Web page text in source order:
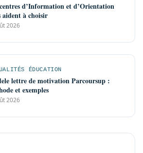
d’Information et d’Orientation
aident à choisir
2026
ÉDUCATION
lettre de motivation Parcoursup :
et exemples
2026